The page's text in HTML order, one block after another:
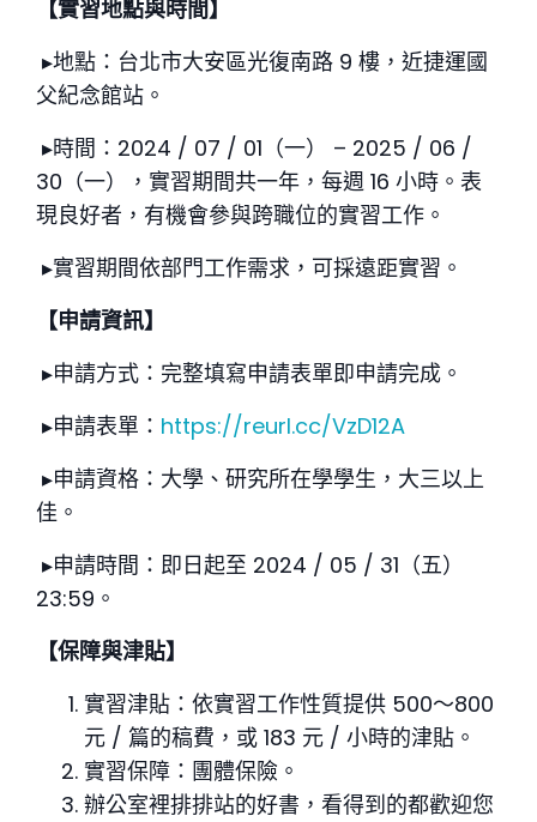
【實習地點與時間】
▸地點：台北市大安區光復南路 9 樓，近捷運國
父紀念館站。
▸時間：2024 / 07 / 01（一） – 2025 / 06 /
30（一），實習期間共一年，每週 16 小時。表
現良好者，有機會參與跨職位的實習工作。
▸實習期間依部門工作需求，可採遠距實習。
【申請資訊】
▸申請方式：完整填寫申請表單即申請完成。
▸申請表單： https://reurl.cc/VzD12A
▸申請資格：大學、研究所在學學生，大三以上
佳。
▸申請時間：即日起至 2024 / 05 / 31（五）
23:59。
【保障與津貼】
實習津貼：依實習工作性質提供 500～800
元 / 篇的稿費，或 183 元 / 小時的津貼。
實習保障：團體保險。
辦公室裡排排站的好書，看得到的都歡迎您